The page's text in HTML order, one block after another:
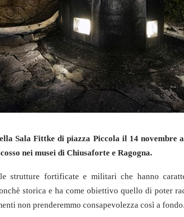
Sala Fittke di piazza Piccola il 14
nei musei di Chiusaforte e Ragogna.
strutture fortificate e militari che hanno
storica e ha come obiettivo quello di poter
non prenderemmo consapevolezza così a fondo.